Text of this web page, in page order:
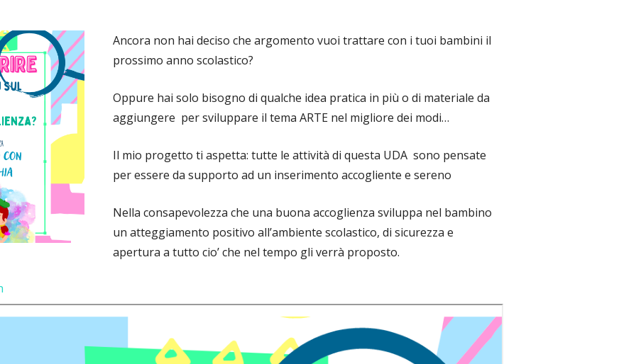
Ancora non hai deciso che argomento vuoi trattare con i tuoi bambini il
prossimo anno scolastico?
Oppure hai solo bisogno di qualche idea pratica in più o di materiale da
aggiungere per sviluppare il tema ARTE nel migliore dei modi…
Il mio progetto ti aspetta: tutte le attività di questa UDA sono pensate
per essere da supporto ad un inserimento accogliente e sereno
Nella consapevolezza che una buona accoglienza sviluppa nel bambino
un atteggiamento positivo all’ambiente scolastico, di sicurezza e
apertura a tutto cio’ che nel tempo gli verrà proposto.